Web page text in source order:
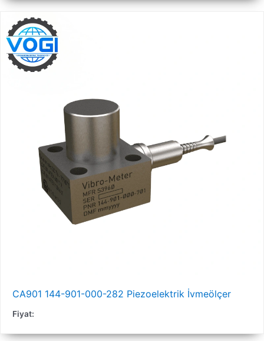
CA901 144-901-000-282 Piezoelektrik İvmeölçer
Fiyat: